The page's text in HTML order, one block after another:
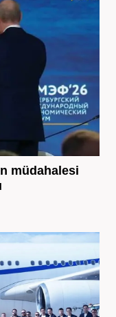
müdahalesi